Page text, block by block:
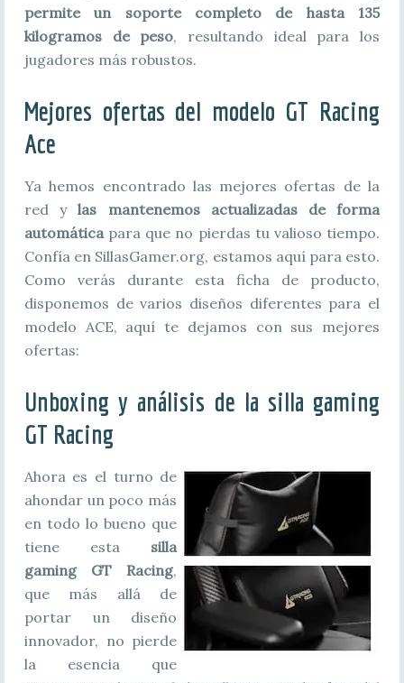
permite un soporte completo de hasta 135
kilogramos de peso, resultando ideal para los
jugadores más robustos.
Mejores ofertas del modelo GT Racing
Ace
Ya hemos encontrado las mejores ofertas de la
red ylas mantenemos actualizadas de forma
automáticapara que no pierdas tu valioso tiempo.
Confía en SillasGamer.org, estamos aquí para esto.
Como verás durante esta ficha de producto,
disponemos de varios diseños diferentes para el
modelo ACE, aquí te dejamos con sus mejores
ofertas:
Unboxing y análisis de la silla gaming
GT Racing
Ahora es el turno de
ahondar un poco más
en todo lo bueno que
tiene esta silla
gaming GT Racing,
que más allá de
portar un diseño
innovador, no pierde
la esencia que